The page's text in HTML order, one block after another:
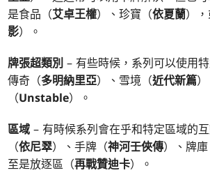
是食品（艾卓王權）、珍寶（依夏蘭）
影）。
牌張超類別 – 有些時候，系列可以使用
傳奇（多明納里亞）、雪境（近代新篇
（Unstable）。
區域 – 有時候系列會在乎和特定區域的
（依尼翠）、手牌（神河壬俠傳）、牌
至是放逐區（再戰贊迪卡）。